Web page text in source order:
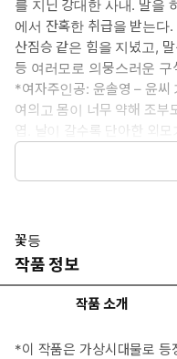
를 지닌 강대한 사내. 말을
에서 잔혹한 취급을 받는
산짐승 같은 힘을 지녔고,
등 여러모로 의뭉스러운 구
*여자주인공: 윤솔영 – 윤씨
여의고 몸이 너무 약해 조부
엽. 날이 갈수록 단아한 외
랑 민자형의 끈질긴 구애의
*공감 글귀:
“이제부터 제게 익숙해져야
꽃등
작품 정보
작품 소개
*이 작품은 가상시대물로 등